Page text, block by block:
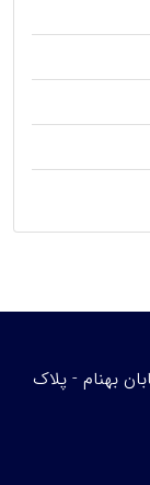
بهنام - پلاک